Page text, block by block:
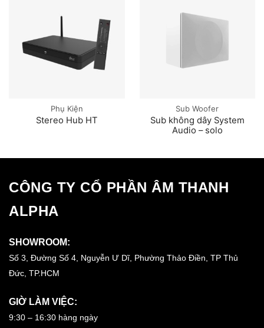
Phụ Kiện
Stereo Hub HT
Sub Woofer
Sub không dây System
Audio – solo
CÔNG TY CỔ PHẦN ÂM THANH
ALPHA
SHOWROOM:
Số 3, Đường Số 4, Nguyễn Ư Dĩ, Phường Thảo Điền, TP Thủ
Đức, TP.HCM
GIỜ LÀM VIỆC:
9:30 – 16:30 hàng ngày